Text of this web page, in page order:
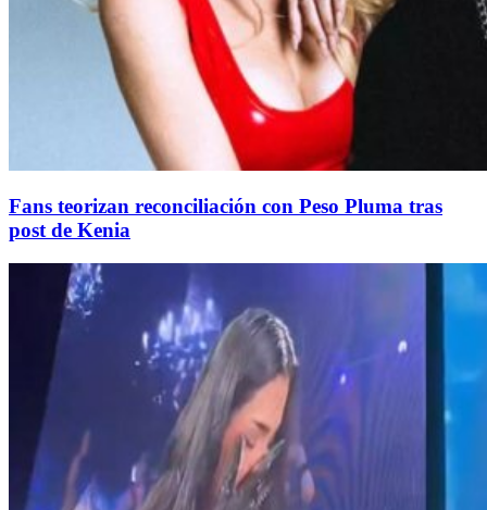
Fans teorizan reconciliación con Peso Pluma tras
post de Kenia